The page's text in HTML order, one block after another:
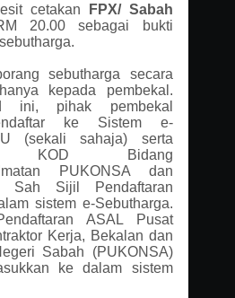
cetakan
FPX/ Sabah
20.00 sebagai bukti
sebutharga secara
kepada pembekal.
ini, pihak pembekal
ke Sistem e-
(sekali sahaja) serta
KOD Bidang
PUKONSA dan
Sah Sijil Pendaftaran
sistem e-Sebutharga.
ASAL Pusat
Kerja, Bekalan dan
Sabah (PUKONSA)
ke dalam sistem